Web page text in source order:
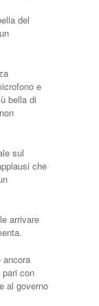
del
e
bella di
sul
che
arrivare
ancora
con
al governo